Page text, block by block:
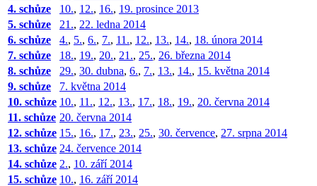
4. schůze
10., 12., 16., 19. prosince 2013
5. schůze
21., 22. ledna 2014
6. schůze
4., 5., 6., 7., 11., 12., 13., 14., 18. února 2014
7. schůze
18., 19., 20., 21., 25., 26. března 2014
8. schůze
29., 30. dubna, 6., 7., 13., 14., 15. května 2014
9. schůze
7. května 2014
10. schůze 10., 11., 12., 13., 17., 18., 19., 20. června 2014
11. schůze 20. června 2014
12. schůze 15., 16., 17., 23., 25., 30. července, 27. srpna 2014
13. schůze 24. července 2014
14. schůze 2., 10. září 2014
15. schůze 10., 16. září 2014